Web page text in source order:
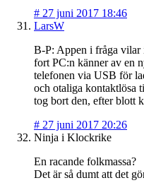
# 27 juni 2017 18:46
LarsW
B-P: Appen i fråga vilar
fort PC:n känner av en
telefonen via USB för
och otaliga kontaktlösa
tog bort den, efter blott
# 27 juni 2017 20:26
Ninja i Klockrike
En racande folkmassa?
Det är så dumt att det